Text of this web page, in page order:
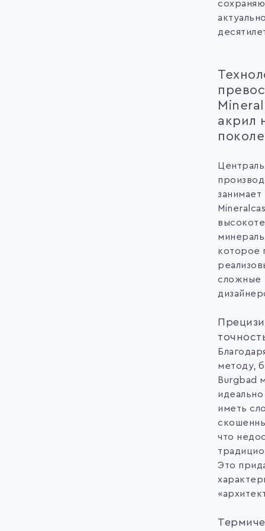
акрил
занимает
которое
сложные
методу,
Burgbad
иметь
что
Это